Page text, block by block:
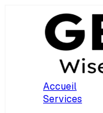
Accueil
Services